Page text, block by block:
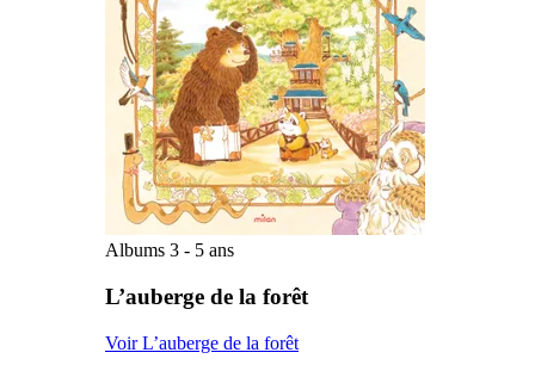
Albums 3 - 5 ans
L’auberge de la forêt
Voir L’auberge de la forêt